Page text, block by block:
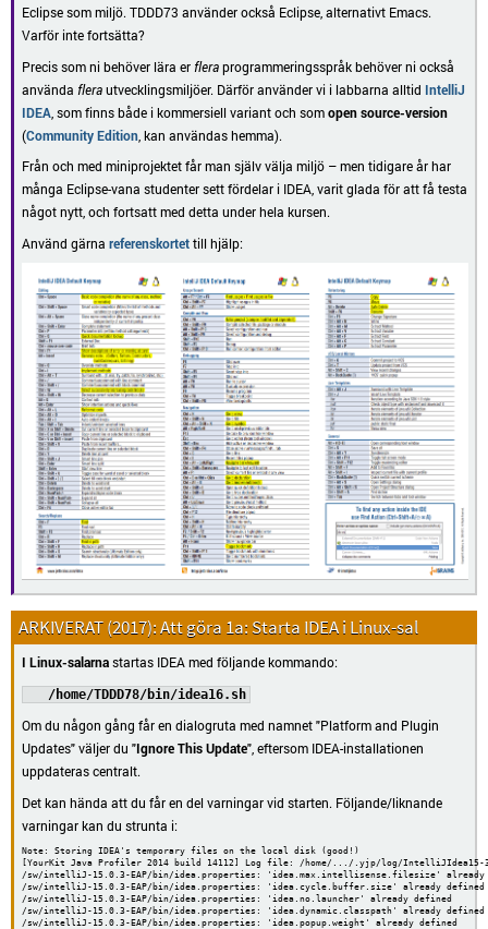
Eclipse som miljö. TDDD73 använder också Eclipse, alternativt Emacs.
Varför inte fortsätta?
Precis som ni behöver lära er fleraprogrammeringsspråk behöver ni också
använda flerautvecklingsmiljöer. Därför använder vi i labbarna alltid IntelliJ
IDEA, som finns både i kommersiell variant och somopen source-version
(Community Edition, kan användas hemma).
Från och med miniprojektet får man själv välja miljö – men tidigare år har
många Eclipse-vana studenter sett fördelar i IDEA, varit glada för att få testa
något nytt, och fortsatt med detta under hela kursen.
Använd gärna referenskortettill hjälp:
Att göra 1a: Starta IDEA i Linux-sal
I Linux-salarnastartas IDEA med följande kommando:
/home/TDDD78/bin/idea16.sh
Om du någon gång får en dialogruta med namnet "Platform and Plugin
Updates" väljer du "Ignore This Update", eftersom IDEA-installationen
uppdateras centralt.
Det kan hända att du får en del varningar vid starten. Följande/liknande
varningar kan du strunta i:
Note: Storing IDEA's temporary files on the local disk (good!)
[YourKit Java Profiler 2014 build 14112] Log file: /home/.../.yjp/log/IntelliJIdea15-
/sw/intelliJ-15.0.3-EAP/bin/idea.properties: 'idea.max.intellisense.filesize' already
/sw/intelliJ-15.0.3-EAP/bin/idea.properties: 'idea.cycle.buffer.size' already defined
/sw/intelliJ-15.0.3-EAP/bin/idea.properties: 'idea.no.launcher' already defined
/sw/intelliJ-15.0.3-EAP/bin/idea.properties: 'idea.dynamic.classpath' already defined
/sw/intelliJ-15.0.3-EAP/bin/idea.properties: 'idea.popup.weight' already defined